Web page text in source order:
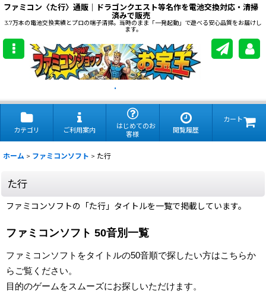
ファミコン〈た行〉通販｜ドラゴンクエスト等名作を電池交換対応・清掃
済みで販売
3.7万本の電池交換実績とプロの端子清掃。当時のまま「一発起動」で遊べる安心品質をお届けし
ます。
.
カテゴリ ご利用案内
はじめてのお
客様
閲覧履歴
カート
ホーム > ファミコンソフト > た行
た行
ファミコンソフトの「た行」タイトルを一覧で掲載しています。
ファミコンソフト 50音別一覧
ファミコンソフトをタイトルの50音順で探したい方はこちらか
らご覧ください。
目的のゲームをスムーズにお探しいただけます。